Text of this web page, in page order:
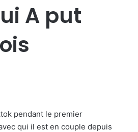
A put
pendant le premier
qui il est en couple depuis